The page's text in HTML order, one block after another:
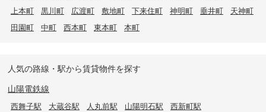
上本町
黒川町 広渡町 敷地町 下来住町 神明町 垂井町
天神町
田園町
中町 西本町 東本町 本町
人気の路線・駅から賃貸物件を探す
山陽電鉄線
西舞子駅 大蔵谷駅 人丸前駅 山陽明石駅
西新町駅